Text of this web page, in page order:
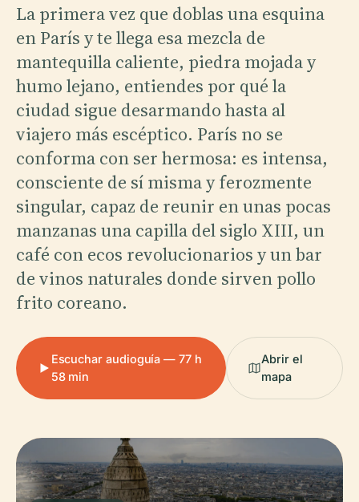
La primera vez que doblas una esquina
en París y te llega esa mezcla de
mantequilla caliente, piedra mojada y
humo lejano, entiendes por qué la
ciudad sigue desarmando hasta al
viajero más escéptico. París no se
conforma con ser hermosa: es intensa,
consciente de sí misma y ferozmente
singular, capaz de reunir en unas pocas
manzanas una capilla del siglo XIII, un
café con ecos revolucionarios y un bar
de vinos naturales donde sirven pollo
frito coreano.
Escuchar audioguía — 77 h
58 min
Abrir el
mapa